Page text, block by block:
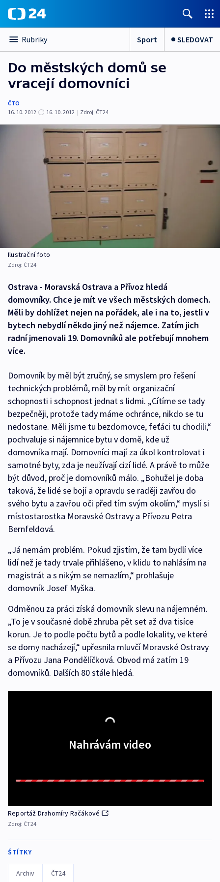
Rubriky Sport SLEDOVAT
Do městských domů se
vracejí domovníci
ČTO
16. 10. 2012
16. 10. 2012 | Zdroj: ČT24
Ilustrační foto
Zdroj: ČT24
Ostrava - Moravská Ostrava a Přívoz hledá
domovníky. Chce je mít ve všech městských domech.
Měli by dohlížet nejen na pořádek, ale i na to, jestli v
bytech nebydlí někdo jiný než nájemce. Zatím jich
radní jmenovali 19. Domovníků ale potřebují mnohem
více.
Domovník by měl být zručný, se smyslem pro řešení
technických problémů, měl by mít organizační
schopnosti i schopnost jednat s lidmi. „Cítíme se tady
bezpečněji, protože tady máme ochránce, nikdo se tu
nedostane. Měli jsme tu bezdomovce, feťáci tu chodili,“
pochvaluje si nájemnice bytu v domě, kde už
domovníka mají. Domovníci mají za úkol kontrolovat i
samotné byty, zda je neužívají cizí lidé. A právě to může
být důvod, proč je domovníků málo. „Bohužel je doba
taková, že lidé se bojí a opravdu se raději zavřou do
svého bytu a zavřou oči před tím svým okolím,“ myslí si
místostarostka Moravské Ostravy a Přívozu Petra
Bernfeldová.
„Já nemám problém. Pokud zjistím, že tam bydlí více
lidí než je tady trvale přihlášeno, v klidu to nahlásím na
magistrát a s nikým se nemazlím,“ prohlašuje
domovník Josef Myška.
Odměnou za práci získá domovník slevu na nájemném.
„To je v současné době zhruba pět set až dva tisíce
korun. Je to podle počtu bytů a podle lokality, ve které
se domy nacházejí,“ upřesnila mluvčí Moravské Ostravy
a Přívozu Jana Pondělíčková. Obvod má zatím 19
domovníků. Dalších 80 stále hledá.
Nahrávám video
Reportáž Drahomíry Račákové
Zdroj: ČT24
ŠTÍTKY
Archiv ČT24